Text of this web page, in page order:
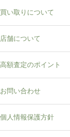
買い取りについて
店舗について
高額査定のポイント
お問い合わせ
個人情報保護方針